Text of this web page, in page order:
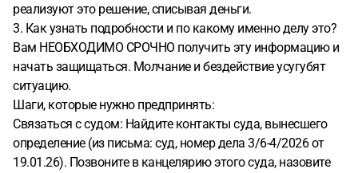
реализуют это решение, списывая деньги.
3. Как узнать подробности и по какому именно делу это?
Вам НЕОБХОДИМО СРОЧНО получить эту информацию и
начать защищаться. Молчание и бездействие усугубят
ситуацию.
Шаги, которые нужно предпринять:
Связаться с судом: Найдите контакты суда, вынесшего
определение (из письма: суд, номер дела 3/6-4/2026 от
19.01.26). Позвоните в канцелярию этого суда, назовите